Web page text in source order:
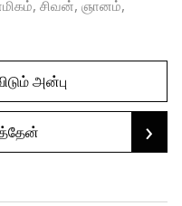
, சிவன், ஞானம்,
அன்பு
›